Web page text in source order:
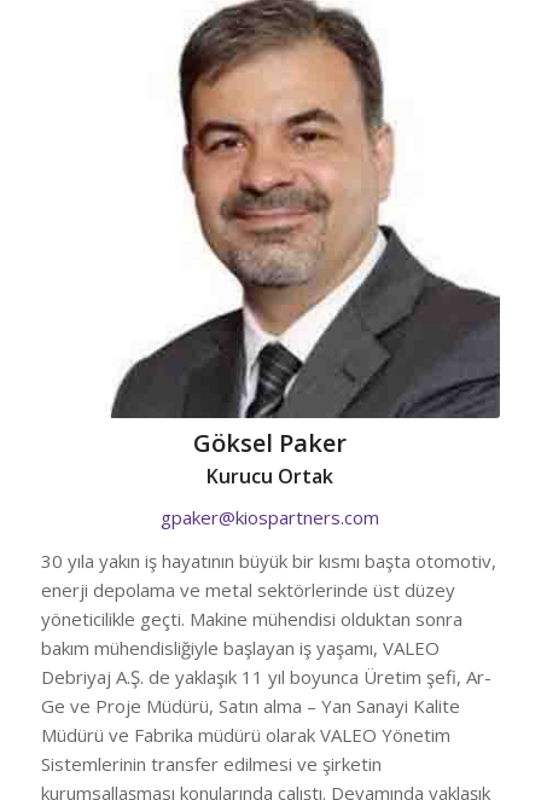
Göksel Paker
Kurucu Ortak
gpaker@kiospartners.com
30 yıla yakın iş hayatının büyük bir kısmı başta otomotiv,
enerji depolama ve metal sektörlerinde üst düzey
yöneticilikle geçti. Makine mühendisi olduktan sonra
bakım mühendisliğiyle başlayan iş yaşamı, VALEO
Debriyaj A.Ş. de yaklaşık 11 yıl boyunca Üretim şefi, Ar-
Ge ve Proje Müdürü, Satın alma – Yan Sanayi Kalite
Müdürü ve Fabrika müdürü olarak VALEO Yönetim
Sistemlerinin transfer edilmesi ve şirketin
kurumsallaşması konularında çalıştı. Devamında yaklaşık